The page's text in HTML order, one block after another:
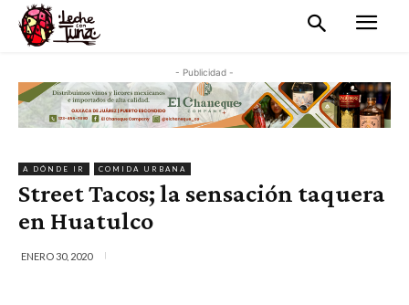
- Publicidad -
A DÓNDE IR COMIDA URBANA
Street Tacos; la sensación taquera
en Huatulco
ENERO 30, 2020